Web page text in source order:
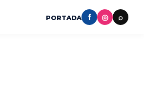
PORTADA f ◎ ⌕